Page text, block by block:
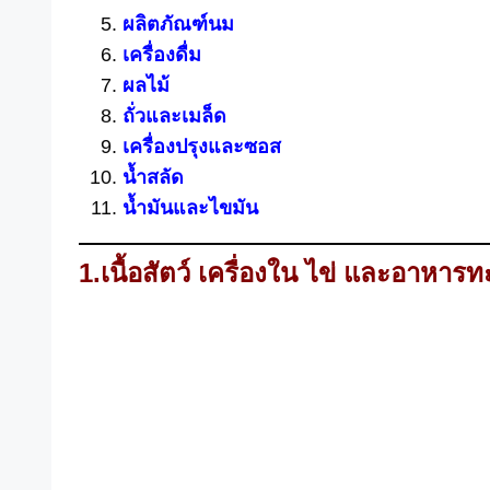
ผลิตภัณฑ์นม
เครื่องดื่ม
ผลไม้
ถั่วและเมล็ด
เครื่องปรุงและซอส
น้ำสลัด
น้ำมันและไขมัน
1.เนื้อสัตว์ เครื่องใน ไข่ และอาหารท